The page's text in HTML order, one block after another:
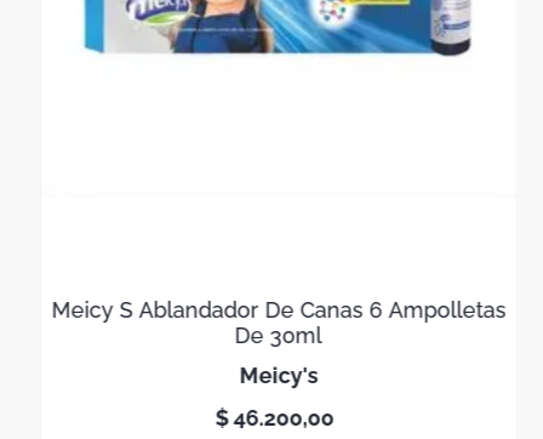
Queen incluye 1 duvet de 2.40 x 2.45 m y 2 fundas de
King incluye 1 duvet de 2.70 x 2.45 m y 2 fundas de
Meicy S Ablandador De Canas 6 Ampolletas
De 30ml
meicy's
$46.200,00